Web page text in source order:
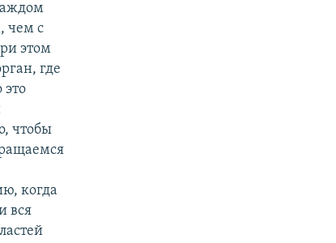
чем с
этом
где
чтобы
когда
вся